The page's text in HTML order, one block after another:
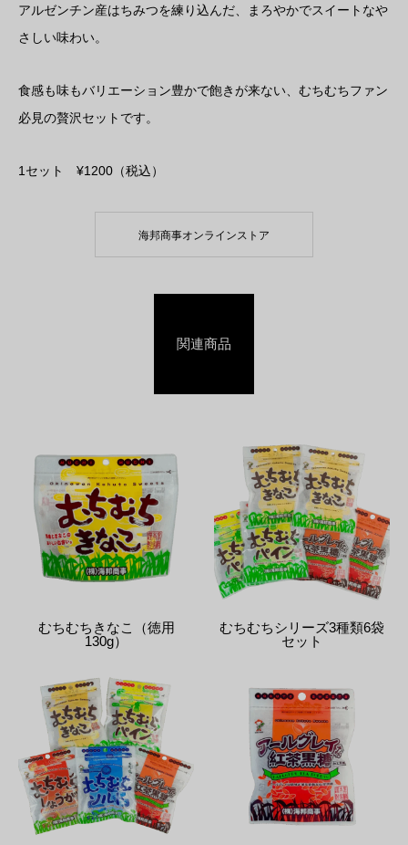
アルゼンチン産はちみつを練り込んだ、まろやかでスイートなや
さしい味わい。
食感も味もバリエーション豊かで飽きが来ない、むちむちファン
必見の贅沢セットです。
1セット ¥1200（税込）
海邦商事オンラインストア
関連商品
むちむちきなこ（徳用
130g）
むちむちシリーズ3種類6袋
セット